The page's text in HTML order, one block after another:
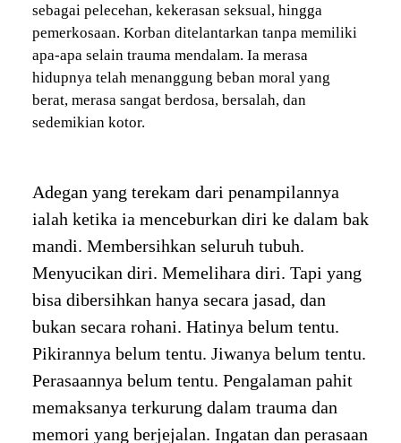
sebagai pelecehan, kekerasan seksual, hingga
pemerkosaan. Korban ditelantarkan tanpa memiliki
apa-apa selain trauma mendalam. Ia merasa
hidupnya telah menanggung beban moral yang
berat, merasa sangat berdosa, bersalah, dan
sedemikian kotor.
Adegan yang terekam dari penampilannya
ialah ketika ia menceburkan diri ke dalam bak
mandi. Membersihkan seluruh tubuh.
Menyucikan diri. Memelihara diri. Tapi yang
bisa dibersihkan hanya secara jasad, dan
bukan secara rohani. Hatinya belum tentu.
Pikirannya belum tentu. Jiwanya belum tentu.
Perasaannya belum tentu. Pengalaman pahit
memaksanya terkurung dalam trauma dan
memori yang berjejalan. Ingatan dan perasaan